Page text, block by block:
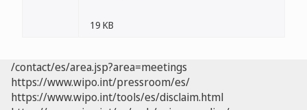
19 KB
/contact/es/area.jsp?area=meetings
https://www.wipo.int/pressroom/es/
https://www.wipo.int/tools/es/disclaim.html